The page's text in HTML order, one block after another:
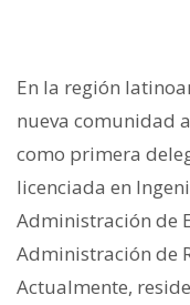
En la región
nueva comunidad
como primera
licenciada en
Administración de
Administración de
Actualmente,